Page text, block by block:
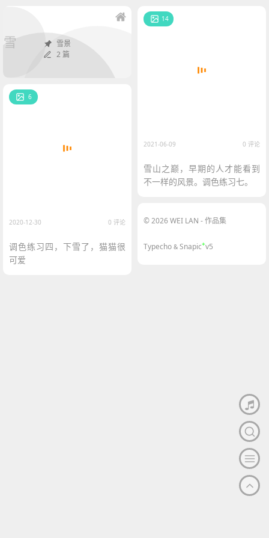
雪
雪景
2 篇
14
2021-06-09 0 评论
雪山之巅，早期的人才能看到
不一样的风景。调色练习七。
6
2020-12-30 0 评论
调色练习四，下雪了，猫猫很
可爱
© 2026 WEI LAN - 作品集
Typecho & Snapic+v5